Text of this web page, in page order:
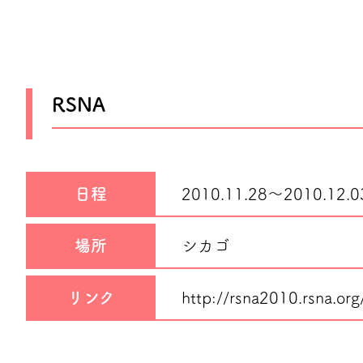
RSNA
日程 2010.11.28～
場所 シカゴ
リンク http://